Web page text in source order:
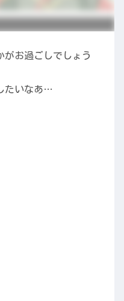
がお過ごしでしょう
たいなあ…